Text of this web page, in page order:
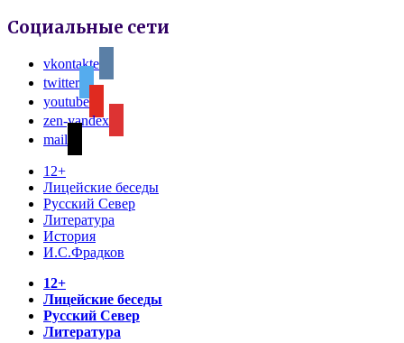
Социальные сети
vkontakte
twitter
youtube
zen-yandex
mail
12+
Лицейские беседы
Русский Север
Литература
История
И.С.Фрадков
12+
Лицейские беседы
Русский Север
Литература